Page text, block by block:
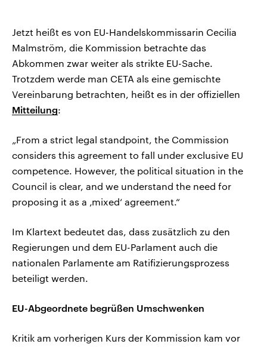
Jetzt heißt es von EU-Handelskommissarin Cecilia
Malmström, die Kommission betrachte das
Abkommen zwar weiter als strikte EU-Sache.
Trotzdem werde man CETA als eine gemischte
Vereinbarung betrachten, heißt es in der offiziellen
Mitteilung:
„From a strict legal standpoint, the Commission
considers this agreement to fall under exclusive EU
competence. However, the political situation in the
Council is clear, and we understand the need for
proposing it as a ‚mixed‘ agreement.“
Im Klartext bedeutet das, dass zusätzlich zu den
Regierungen und dem EU-Parlament auch die
nationalen Parlamente am Ratifizierungsprozess
beteiligt werden.
EU-Abgeordnete begrüßen Umschwenken
Kritik am vorherigen Kurs der Kommission kam vor